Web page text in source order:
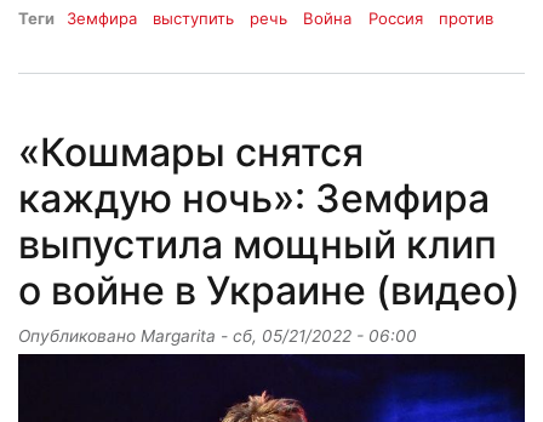
Теги Земфира выступить речь Война Россия против
«Кошмары снятся
каждую ночь»: Земфира
выпустила мощный клип
о войне в Украине (видео)
Опубликовано Margarita - сб, 05/21/2022 - 06:00